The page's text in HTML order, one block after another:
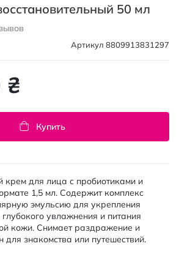
50 мл
Артикул 8809913831297
₴
Купить
крем для лица с пробиотиками и
1,5 мл. Содержит комплекс
эмульсию для укрепления
увлажнения и питания
кожи. Снимает раздражение и
знакомства или путешествий.